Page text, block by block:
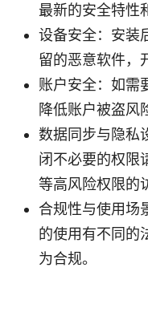
最新的安全特性
设备安全：安装
留的恶意软件，
账户安全：如需
降低账户被盗风
数据同步与隐私
闭不必要的权限
等高风险权限的
合规性与使用场
的使用有不同的
为合规。